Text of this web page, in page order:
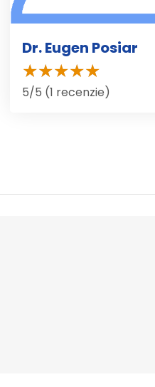
Dr. Eugen Posiar
5/5 (1 recenzie)